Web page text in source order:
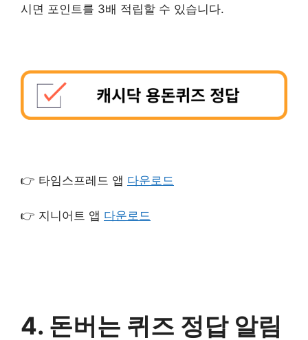
시면 포인트를 3배 적립할 수 있습니다.
👉 타임스프레드 앱 다운로드
👉 지니어트 앱 다운로드
4. 돈버는 퀴즈 정답 알림